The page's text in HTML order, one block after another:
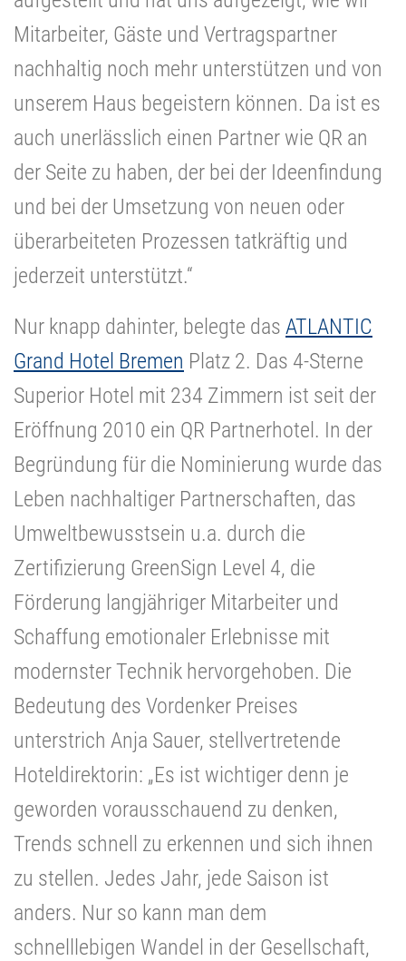
Mitarbeiter, Gäste und Vertragspartner
nachhaltig noch mehr unterstützen und von
unserem Haus begeistern können. Da ist es
auch unerlässlich einen Partner wie QR an
der Seite zu haben, der bei der Ideenfindung
und bei der Umsetzung von neuen oder
überarbeiteten Prozessen tatkräftig und
jederzeit unterstützt.“
Nur knapp dahinter, belegte das ATLANTIC
Grand Hotel Bremen Platz 2. Das 4-Sterne
Superior Hotel mit 234 Zimmern ist seit der
Eröffnung 2010 ein QR Partnerhotel. In der
Begründung für die Nominierung wurde das
Leben nachhaltiger Partnerschaften, das
Umweltbewusstsein u.a. durch die
Zertifizierung GreenSign Level 4, die
Förderung langjähriger Mitarbeiter und
Schaffung emotionaler Erlebnisse mit
modernster Technik hervorgehoben. Die
Bedeutung des Vordenker Preises
unterstrich Anja Sauer, stellvertretende
Hoteldirektorin: „Es ist wichtiger denn je
geworden vorausschauend zu denken,
Trends schnell zu erkennen und sich ihnen
zu stellen. Jedes Jahr, jede Saison ist
anders. Nur so kann man dem
schnelllebigen Wandel in der Gesellschaft,